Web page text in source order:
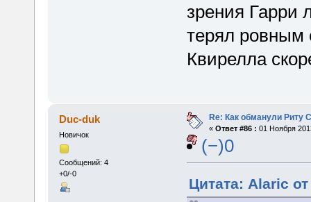
зрения Гарри
терял ровным
Квирелла
Duc-duk
Новичок
Сообщений: 4
+0/-0
Re: Как обманули Риту
« Ответ #86 : 01 Ноября
(−)0
Цитата: Alaric